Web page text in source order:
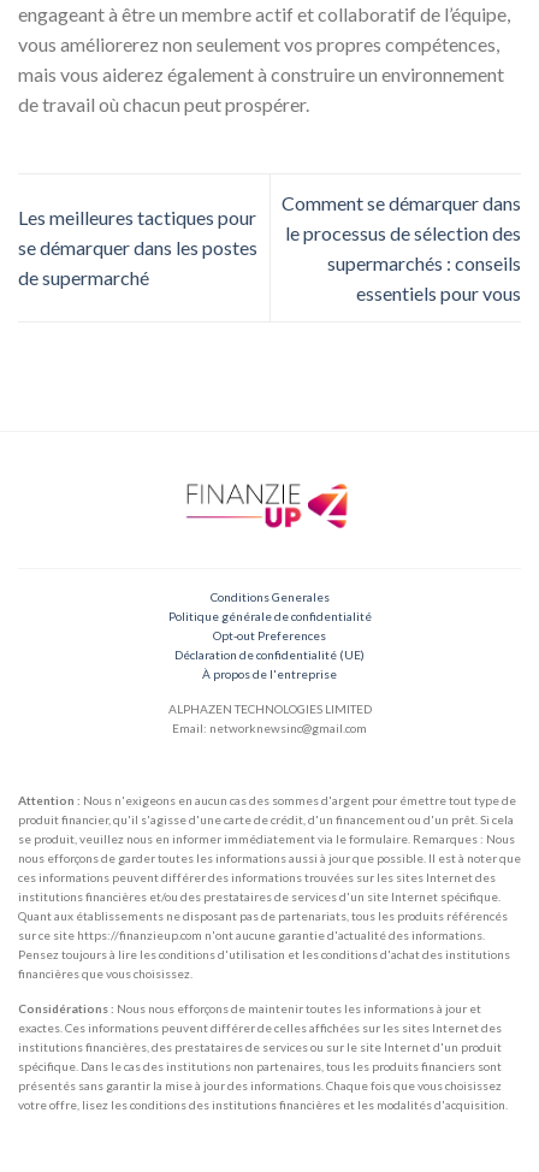
engageant à être un membre actif et collaboratif de l’équipe,
vous améliorerez non seulement vos propres compétences,
mais vous aiderez également à construire un environnement
de travail où chacun peut prospérer.
Les meilleures tactiques pour
se démarquer dans les postes
de supermarché
Comment se démarquer dans
le processus de sélection des
supermarchés : conseils
essentiels pour vous
Conditions Generales
Politique générale de confidentialité
Opt-out Preferences
Déclaration de confidentialité (UE)
À propos de l'entreprise
ALPHAZEN TECHNOLOGIES LIMITED
Email: networknewsinc@gmail.com
Attention : Nous n'exigeons en aucun cas des sommes d'argent pour émettre tout type de
produit financier, qu'il s'agisse d'une carte de crédit, d'un financement ou d'un prêt. Si cela
se produit, veuillez nous en informer immédiatement via le formulaire. Remarques : Nous
nous efforçons de garder toutes les informations aussi à jour que possible. Il est à noter que
ces informations peuvent différer des informations trouvées sur les sites Internet des
institutions financières et/ou des prestataires de services d'un site Internet spécifique.
Quant aux établissements ne disposant pas de partenariats, tous les produits référencés
sur ce site https://finanzieup.com n'ont aucune garantie d'actualité des informations.
Pensez toujours à lire les conditions d'utilisation et les conditions d'achat des institutions
financières que vous choisissez.
Considérations : Nous nous efforçons de maintenir toutes les informations à jour et
exactes. Ces informations peuvent différer de celles affichées sur les sites Internet des
institutions financières, des prestataires de services ou sur le site Internet d'un produit
spécifique. Dans le cas des institutions non partenaires, tous les produits financiers sont
présentés sans garantir la mise à jour des informations. Chaque fois que vous choisissez
votre offre, lisez les conditions des institutions financières et les modalités d'acquisition.